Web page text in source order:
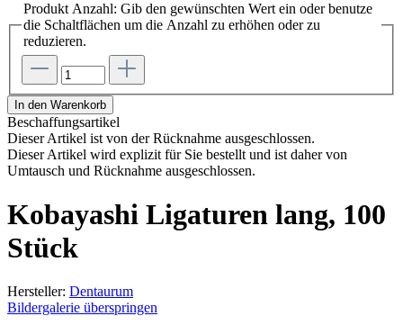
Produkt Anzahl: Gib den gewünschten Wert ein oder benutze
die Schaltflächen um die Anzahl zu erhöhen oder zu
reduzieren.
In den Warenkorb
Beschaffungsartikel
Dieser Artikel ist von der Rücknahme ausgeschlossen.
Dieser Artikel wird explizit für Sie bestellt und ist daher von
Umtausch und Rücknahme ausgeschlossen.
Kobayashi Ligaturen lang, 100
Stück
Hersteller: Dentaurum
Bildergalerie überspringen